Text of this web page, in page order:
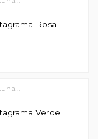
Rosa
Verde